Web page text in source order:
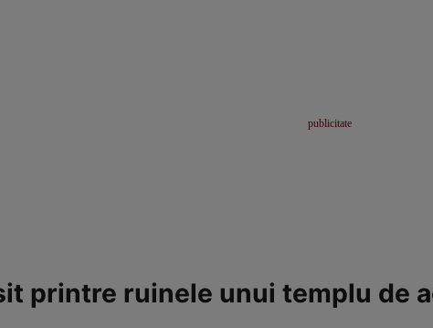
printre ruinele unui templu de